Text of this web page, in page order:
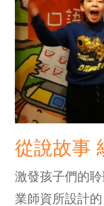
從說故事
激發孩子們的
業師資所設計